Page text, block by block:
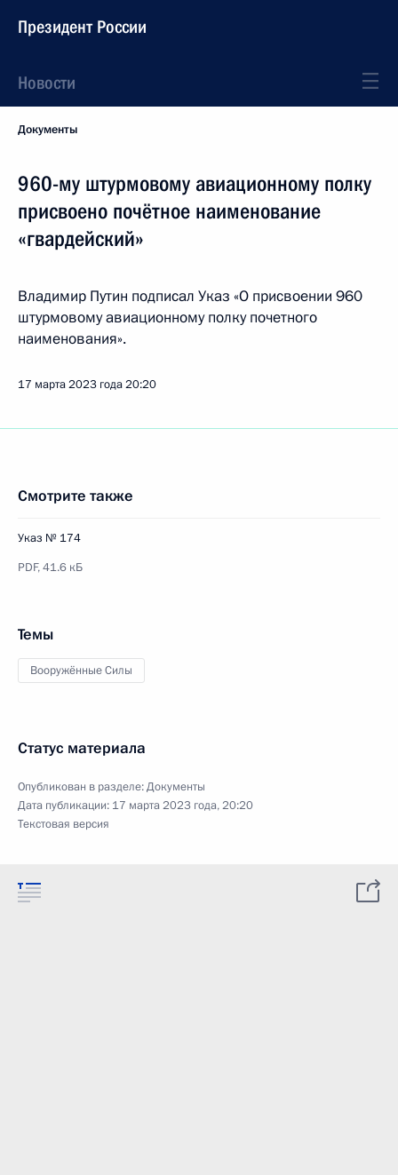
Президент России
Новости
Документы
960-му штурмовому авиационному полку
присвоено почётное наименование
«гвардейский»
Владимир Путин подписал Указ «О присвоении 960
штурмовому авиационному полку почетного
наименования».
17 марта 2023 года20:20
Смотрите также
Указ № 174
PDF,41.6 кБ
Темы
Вооружённые Силы
Статус материала
Опубликован в разделе:Документы
Дата публикации: 17 марта 2023 года, 20:20
Текстовая версия